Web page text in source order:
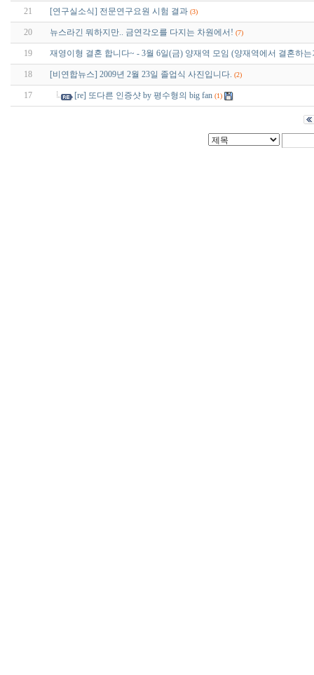
21 [연구실소식] 전문연구요원 시험 결과 (3)
20 뉴스라긴 뭐하지만.. 금연각오를 다지는 차원에서! (7)
19 재영이형 결혼 합니다~ - 3월 6일(금) 양재역 모임 (양재역에서 결혼하
18 [비연합뉴스] 2009년 2월 23일 졸업식 사진입니다. (2)
17 [re] 또다른 인증샷 by 평수형의 big fan (1)